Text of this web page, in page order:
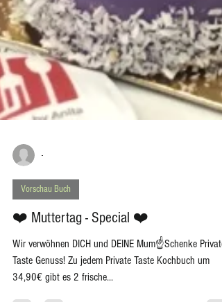
-
Vorschau Buch
❤️ Muttertag - Special ❤️